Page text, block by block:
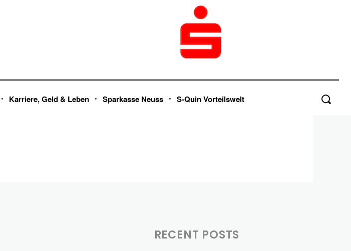
Karriere, Geld & Leben Sparkasse Neuss S-Quin Vorteilswelt
RECENT POSTS